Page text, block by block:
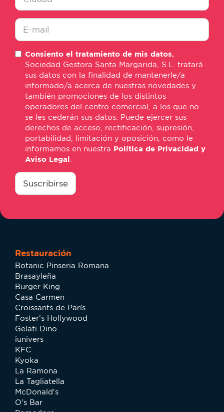
Ciudad
mail
Consiento el tratamiento de mis datos.
Sociedad Gestora Santa Margarida, S.L. tratará
sus datos con la finalidad de mantenerle/a
informado/a acerca de nuestras novedades y
también promociones de los distintos
operadores del centro comercial, a los que no
se les cederán sus datos. Puede ejercer sus
derechos de acceso, rectificación, supresión,
portabilidad, limitación y oposición, como le
informamos en nuestra Política de Privacidad y
Aviso Legal .
consentimiento
Suscribirse
Restauración
Botanic Pinseria Romana
Brasayleña
Burger King
Casa Carmen
Croissants de París
Foster's Hollywood
Gelati Dino
iunivers
KFC
Kyoka
La Ramona
La Tagliatella
McDonald's
O's Bar